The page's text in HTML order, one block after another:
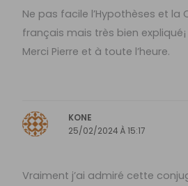
Ne pas facile l’Hypothèses et la
français mais très bien expliqué¡
Merci Pierre et à toute l’heure.
KONE
25/02/2024 À 15:17
Vraiment j’ai admiré cette